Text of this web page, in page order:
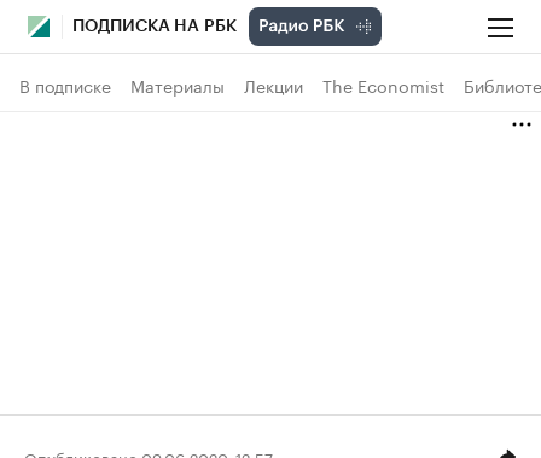
ПОДПИСКА НА РБК
В подписке Материалы Лекции The Economist